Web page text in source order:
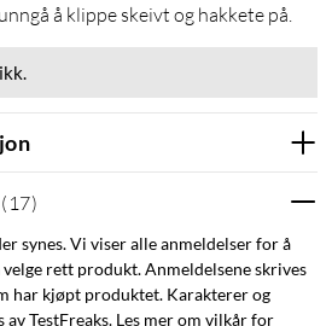
å klippe skeivt og hakkete på.
( 17)
synes. Vi viser alle anmeldelser for å
rett produkt. Anmeldelsene skrives
har kjøpt produktet. Karakterer og
TestFreaks. Les mer om vilkår for